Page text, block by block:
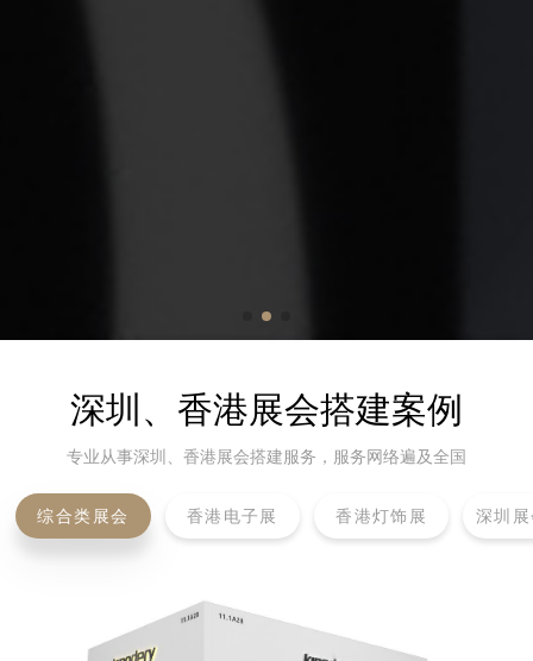
深圳、香港展会搭建案例
专业从事深圳、香港展会搭建服务，服务网络遍及全国
综合类展会 香港电子展 香港灯饰展 深圳